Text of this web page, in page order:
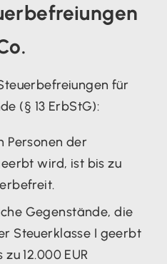
für
(§ 13 ErbStG):
Personen der
wird, ist bis zu
Gegenstände, die
Steuerklasse I geerbt
12.000 EUR